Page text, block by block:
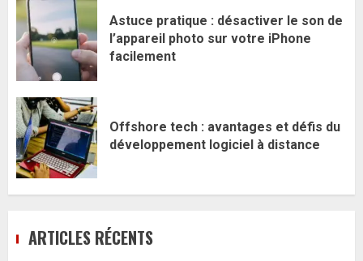
Astuce pratique : désactiver le son de
l’appareil photo sur votre iPhone
facilement
Offshore tech : avantages et défis du
développement logiciel à distance
ARTICLES RÉCENTS